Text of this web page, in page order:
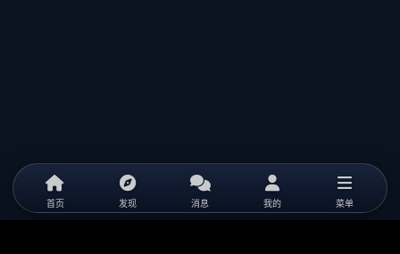
首页 发现 消息 我的 菜单